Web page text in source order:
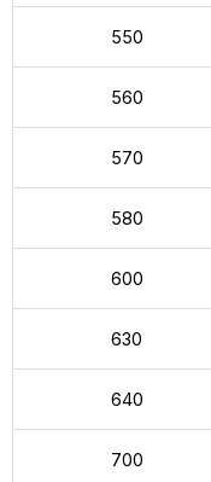
550
560
570
580
600
630
640
700